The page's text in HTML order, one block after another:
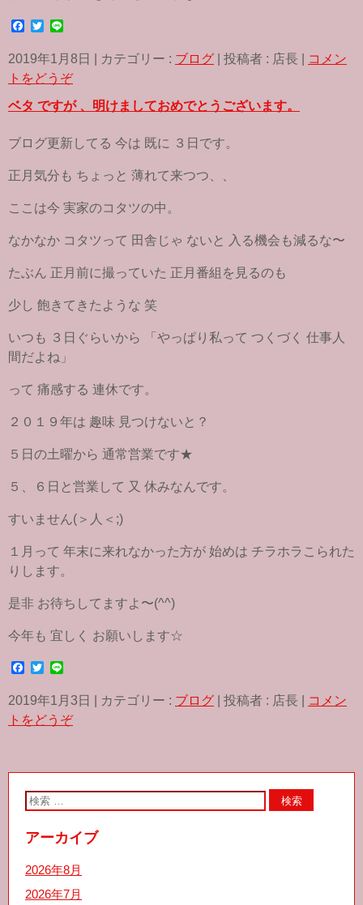
c
e
b
o
k
T
i
t
t
r
n
e
2019年1月8日 カテゴリー : ブログ 投稿者 : 店長
コメン
トをどうぞ
ベタ ですが 、明けましておめでとうございます。
ブログ更新してる 今は 既に ３日です。
正月気分も ちょっと 薄れて来つつ、、
ここは今 実家のコタツの中。
なかなか コタツって 田舎じゃ ないと 入る機会も減るな〜
たぶん 正月前に撮っていた 正月番組を見るのも
少し 飽きてきたような 笑
いつも ３日ぐらいから 「やっぱり私って つくづく 仕事人
間だよね」
って 痛感する 連休です。
２０１９年は 趣味 見つけないと？
５日の土曜から 通常営業です★
５、６日と営業して 又 休みなんです。
すいません(＞人＜;)
１月って 年末に来れなかった方が 始めは チラホラこられた
りします。
是非 お待ちしてますよ〜(^^)
今年も 宜しく お願いします☆
c
e
b
T
i
t
t
n
e
2019年1月3日 カテゴリー : ブログ 投稿者 : 店長
コメン
トをどうぞ
アーカイブ
2026年8月
2026年7月